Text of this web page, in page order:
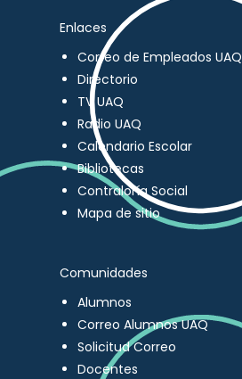
Enlaces
Correo de Empleados UAQ
Directorio
TV UAQ
Radio UAQ
Calendario Escolar
Bibliotecas
Contraloría Social
Mapa de sitio
Comunidades
Alumnos
Correo Alumnos UAQ
Solicitud Correo
Docentes